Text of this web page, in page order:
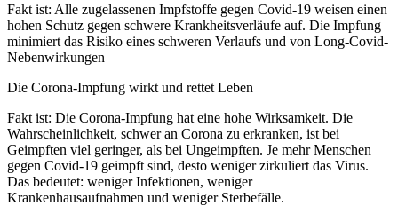
Fakt ist: Alle zugelassenen Impfstoffe gegen Covid-19 weisen einen
hohen Schutz gegen schwere Krankheitsverläufe auf. Die Impfung
minimiert das Risiko eines schweren Verlaufs und von Long-Covid-
Nebenwirkungen
Die Corona-Impfung wirkt und rettet Leben
Fakt ist: Die Corona-Impfung hat eine hohe Wirksamkeit. Die
Wahrscheinlichkeit, schwer an Corona zu erkranken, ist bei
Geimpften viel geringer, als bei Ungeimpften. Je mehr Menschen
gegen Covid-19 geimpft sind, desto weniger zirkuliert das Virus.
Das bedeutet: weniger Infektionen, weniger
Krankenhausaufnahmen und weniger Sterbefälle.